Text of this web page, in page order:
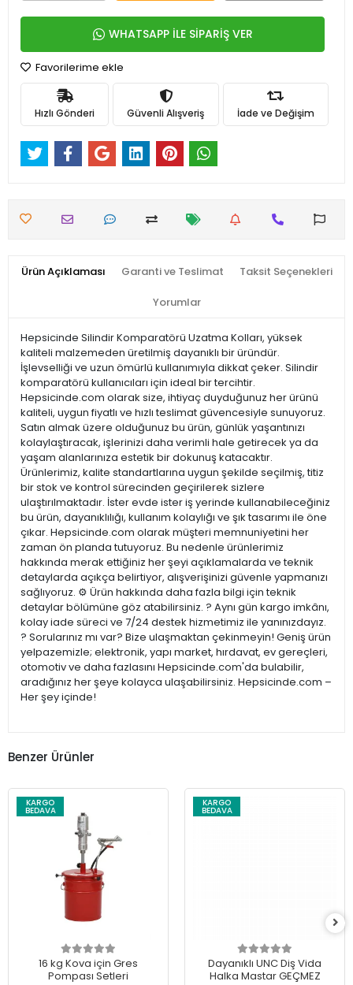
WHATSAPP İLE SİPARİŞ VER
Favorilerime ekle
Hızlı Gönderi Güvenli Alışveriş İade ve Değişim
Ürün Açıklaması Garanti ve Teslimat Taksit Seçenekleri
Yorumlar
Hepsicinde Silindir Komparatörü Uzatma Kolları, yüksek
kaliteli malzemeden üretilmiş dayanıklı bir üründür.
İşlevselliği ve uzun ömürlü kullanımıyla dikkat çeker. Silindir
komparatörü kullanıcıları için ideal bir tercihtir.
Hepsicinde.com olarak size, ihtiyaç duyduğunuz her ürünü
kaliteli, uygun fiyatlı ve hızlı teslimat güvencesiyle sunuyoruz.
Satın almak üzere olduğunuz bu ürün, günlük yaşantınızı
kolaylaştıracak, işlerinizi daha verimli hale getirecek ya da
yaşam alanlarınıza estetik bir dokunuş katacaktır.
Ürünlerimiz, kalite standartlarına uygun şekilde seçilmiş, titiz
bir stok ve kontrol sürecinden geçirilerek sizlere
ulaştırılmaktadır. İster evde ister iş yerinde kullanabileceğiniz
bu ürün, dayanıklılığı, kullanım kolaylığı ve şık tasarımı ile öne
çıkar. Hepsicinde.com olarak müşteri memnuniyetini her
zaman ön planda tutuyoruz. Bu nedenle ürünlerimiz
hakkında merak ettiğiniz her şeyi açıklamalarda ve teknik
detaylarda açıkça belirtiyor, alışverişinizi güvenle yapmanızı
sağlıyoruz. ⚙️ Ürün hakkında daha fazla bilgi için teknik
detaylar bölümüne göz atabilirsiniz. ? Aynı gün kargo imkânı,
kolay iade süreci ve 7/24 destek hizmetimiz ile yanınızdayız.
? Sorularınız mı var? Bize ulaşmaktan çekinmeyin! Geniş ürün
yelpazemizle; elektronik, yapı market, hırdavat, ev gereçleri,
otomotiv ve daha fazlasını Hepsicinde.com'da bulabilir,
aradığınız her şeye kolayca ulaşabilirsiniz. Hepsicinde.com –
Her şey içinde!
Benzer Ürünler
KARGO
BEDAVA
16 kg Kova için Gres
Pompası Setleri
KARGO
BEDAVA
Dayanıklı UNC Diş Vida
Halka Mastar GEÇMEZ